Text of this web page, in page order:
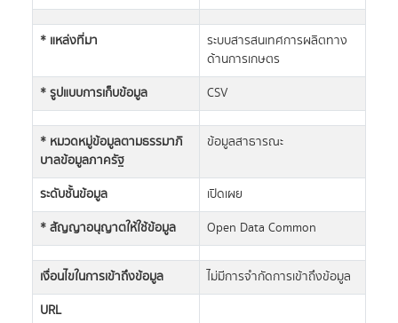
* แหล่งที่มา
ระบบสารสนเทศการผลิตทาง
ด้านการเกษตร
* รูปแบบการเก็บข้อมูล
CSV
* หมวดหมู่ข้อมูลตามธรรมาภิ
บาลข้อมูลภาครัฐ
ข้อมูลสาธารณะ
ระดับชั้นข้อมูล
เปิดเผย
* สัญญาอนุญาตให้ใช้ข้อมูล
Open Data Common
เงื่อนไขในการเข้าถึงข้อมูล
ไม่มีการจำกัดการเข้าถึงข้อมูล
URL